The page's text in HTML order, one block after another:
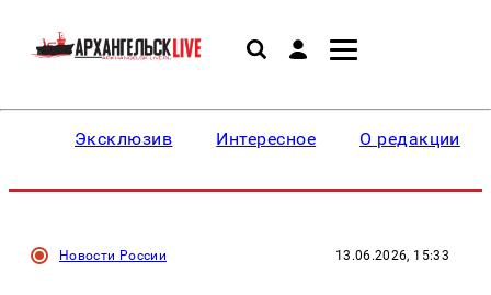
Эксклюзив Интересное О редакции
Новости России 13.06.2026, 15:33